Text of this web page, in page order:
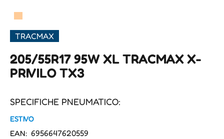
▀
TRACMAX
205/55R17 95W XL TRACMAX X-
PRIVILO TX3
SPECIFICHE PNEUMATICO:
ESTIVO
EAN: 6956647620559